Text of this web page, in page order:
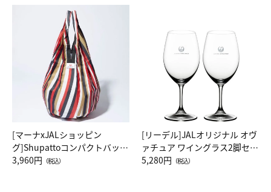
[マーナxJALショッピン
グ]Shupattoコンパクトバッグ
Drop JAL客室乗務員（LC）ス
3,960円 （税込）
[リーデル]JALオリジナル オヴ
ァチュア ワイングラス2脚セッ
ト（レッドワイン）
5,280円 （税込）